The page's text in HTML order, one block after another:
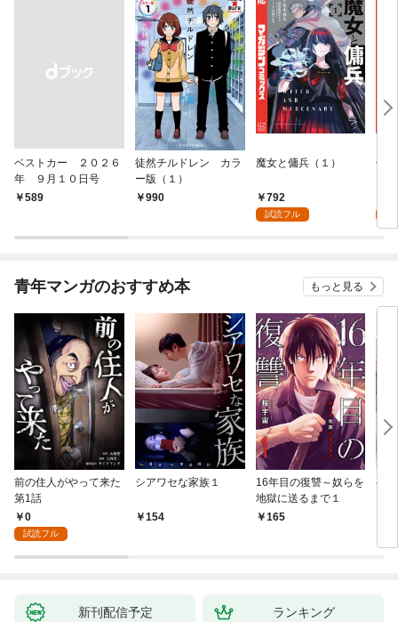
ベストカー ２０２６
年 ９月１０日号
￥589
徒然チルドレン カラ
ー版（１）
990
魔女と傭兵（１）
792
試読フル
信
ガ
９
『
（
青年マンガのおすすめ本 もっと見る
前の住人がやって来た
第1話
0
試読フル
シアワセな家族１
154
16年目の復讐～奴らを
地獄に送るまで１
165
ベ
新刊配信予定 ランキング